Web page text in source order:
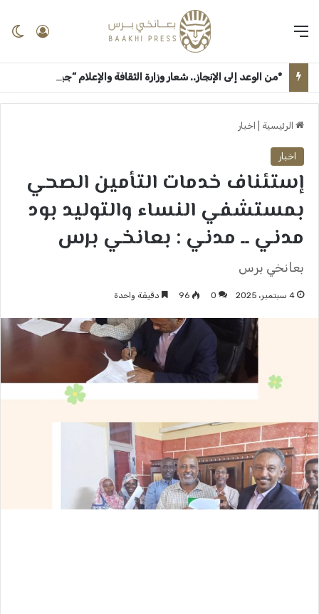
الرئيسية اخبار
اخبار
إستئناف خدمات التأمين الصحي
بمستشفي النساء والتوليد بود
مدني ــ مدني : بعانخي برس
بعانخي برس
4 سبتمبر، 2025 0
96 دقيقة واحدة